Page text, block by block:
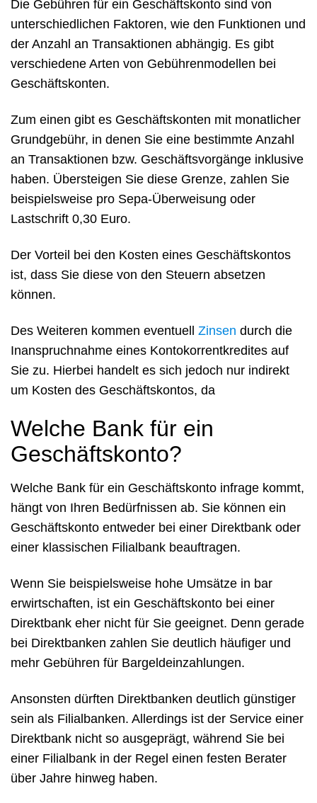
Die Gebühren für ein Geschäftskonto sind von
unterschiedlichen Faktoren, wie den Funktionen und
der Anzahl an Transaktionen abhängig. Es gibt
verschiedene Arten von Gebührenmodellen bei
Geschäftskonten.
Zum einen gibt es Geschäftskonten mit monatlicher
Grundgebühr, in denen Sie eine bestimmte Anzahl
an Transaktionen bzw. Geschäftsvorgänge inklusive
haben. Übersteigen Sie diese Grenze, zahlen Sie
beispielsweise pro Sepa-Überweisung oder
Lastschrift 0,30 Euro.
Der Vorteil bei den Kosten eines Geschäftskontos
ist, dass Sie diese von den Steuern absetzen
können.
Des Weiteren kommen eventuell Zinsen durch die
Inanspruchnahme eines Kontokorrentkredites auf
Sie zu. Hierbei handelt es sich jedoch nur indirekt
um Kosten des Geschäftskontos, da
Welche Bank für ein
Geschäftskonto?
Welche Bank für ein Geschäftskonto infrage kommt,
hängt von Ihren Bedürfnissen ab. Sie können ein
Geschäftskonto entweder bei einer Direktbank oder
einer klassischen Filialbank beauftragen.
Wenn Sie beispielsweise hohe Umsätze in bar
erwirtschaften, ist ein Geschäftskonto bei einer
Direktbank eher nicht für Sie geeignet. Denn gerade
bei Direktbanken zahlen Sie deutlich häufiger und
mehr Gebühren für Bargeldeinzahlungen.
Ansonsten dürften Direktbanken deutlich günstiger
sein als Filialbanken. Allerdings ist der Service einer
Direktbank nicht so ausgeprägt, während Sie bei
einer Filialbank in der Regel einen festen Berater
über Jahre hinweg haben.